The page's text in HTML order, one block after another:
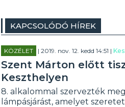
KAPCSOLÓDÓ HÍREK
KÖZÉLET | 2019. nov. 12. kedd 14:51 |
Szent Márton előtt
Keszthelyen
8. alkalommal szervezték
lámpásjárást, amelyet